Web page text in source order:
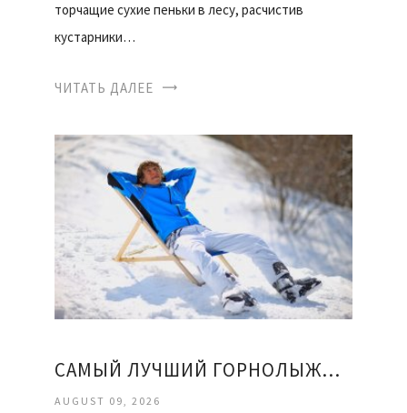
торчащие сухие пеньки в лесу, расчистив
кустарники…
ЧИТАТЬ ДАЛЕЕ
САМЫЙ ЛУЧШИЙ ГОРНОЛЫЖНЫЙ КУРОРТ
AUGUST 09, 2026